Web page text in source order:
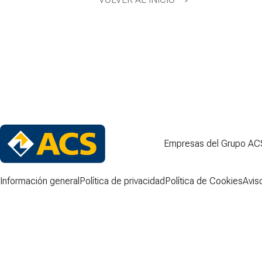
Empresas del Grupo
Información general Política de privacidadPolítica de Cookies